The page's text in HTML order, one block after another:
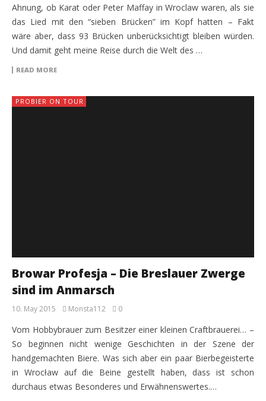
Ahnung, ob Karat oder Peter Maffay in Wroclaw waren, als sie
das Lied mit den “sieben Brücken” im Kopf hatten – Fakt
wäre aber, dass 93 Brücken unberücksichtigt bleiben würden.
Und damit geht meine Reise durch die Welt des …
READ MORE
PROBIER ON TOUR
Browar Profesja – Die Breslauer Zwerge
sind im Anmarsch
10. May 2015 Monsta112 0
Vom Hobbybrauer zum Besitzer einer kleinen Craftbrauerei… –
So beginnen nicht wenige Geschichten in der Szene der
handgemachten Biere. Was sich aber ein paar Bierbegeisterte
in Wrocław auf die Beine gestellt haben, dass ist schon
durchaus etwas Besonderes und Erwähnenswertes.…